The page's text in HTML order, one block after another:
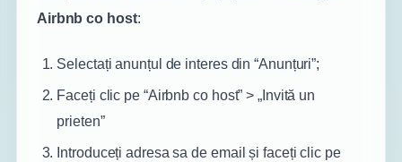
Airbnb co host:
Selectați anunțul de interes din “Anunțuri”;
Faceți clic pe “Airbnb co host” > „Invită un
prieten”
Introduceți adresa sa de email și faceți clic pe